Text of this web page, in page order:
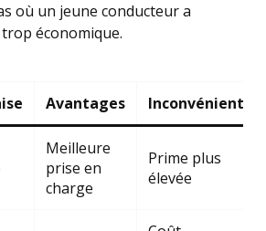
où un jeune conducteur a
économique.
Avantages Inconvénients
Meilleure
prise en
charge
Prime plus
élevée